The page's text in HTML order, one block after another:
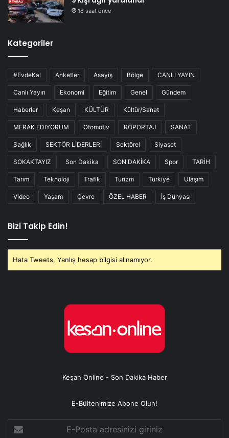
18 saat önce
Kategoriler
#EvdeKal Anketler Asayiş Bölge CANLI YAYIN
Canlı Yayın Ekonomi Eğitim Genel Gündem
Haberler Keşan KÜLTÜR Kültür/Sanat
MERAK EDİYORUM Otomotiv RÖPORTAJ SANAT
Sağlık SEKTÖR LİDERLERİ Sektörel Siyaset
SOKAKTAYIZ Son Dakika SON DAKİKA Spor TARİH
Tarım Teknoloji Trafik Turizm Türkiye Ulaşım
Video Yaşam Çevre ÖZEL HABER İş Dünyası
Bizi Takip Edin!
Hata Tweets, Yanlış hesap bilgisi alınamıyor.
Keşan Online - Son Dakika Haber
E-Bültenimize Abone Olun!
Posta